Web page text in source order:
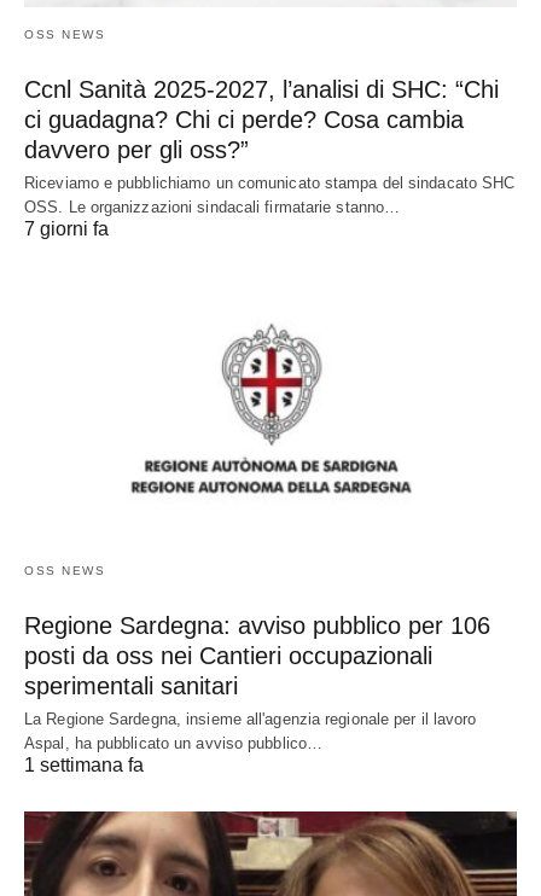
OSS NEWS
Ccnl Sanità 2025-2027, l’analisi di SHC: “Chi
ci guadagna? Chi ci perde? Cosa cambia
davvero per gli oss?”
Riceviamo e pubblichiamo un comunicato stampa del sindacato SHC
OSS. Le organizzazioni sindacali firmatarie stanno…
7 giorni fa
OSS NEWS
Regione Sardegna: avviso pubblico per 106
posti da oss nei Cantieri occupazionali
sperimentali sanitari
La Regione Sardegna, insieme all'agenzia regionale per il lavoro
Aspal, ha pubblicato un avviso pubblico…
1 settimana fa